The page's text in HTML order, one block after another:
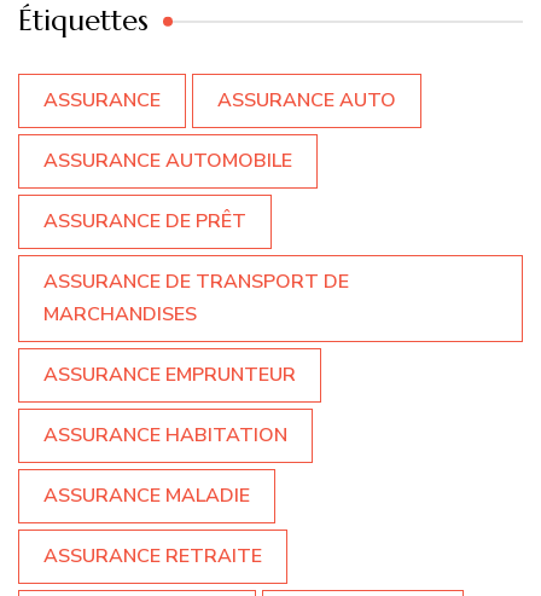
Étiquettes
ASSURANCE ASSURANCE AUTO
ASSURANCE AUTOMOBILE
ASSURANCE DE PRÊT
ASSURANCE DE TRANSPORT DE
MARCHANDISES
ASSURANCE EMPRUNTEUR
ASSURANCE HABITATION
ASSURANCE MALADIE
ASSURANCE RETRAITE